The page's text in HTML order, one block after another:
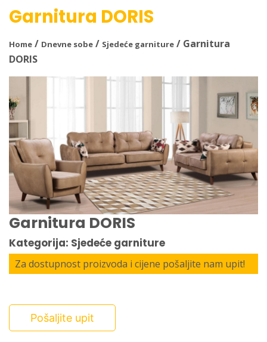
Garnitura DORIS
Home / Dnevne sobe / Sjedeće garniture / Garnitura
DORIS
Garnitura DORIS
Kategorija: Sjedeće garniture
Za dostupnost proizvoda i cijene pošaljite nam upit!
Pošaljite upit